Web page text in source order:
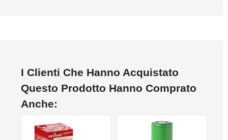
I Clienti Che Hanno Acquistato
Questo Prodotto Hanno Comprato
Anche:
NON DISPONIBILE